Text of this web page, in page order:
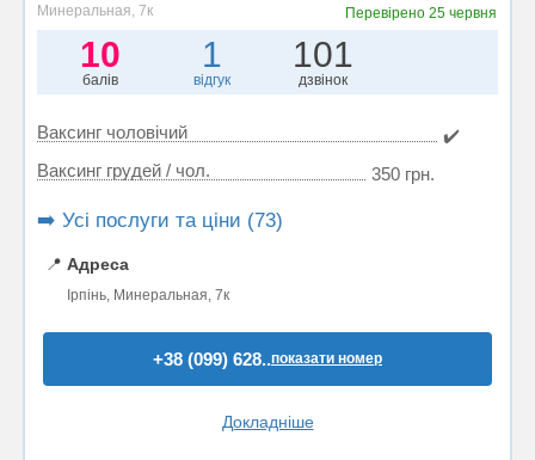
Минеральная, 7к Перевірено25 червня
10
балів
1
відгук
101
дзвінок
Ваксинг чоловічий
✔️
Ваксинг грудей / чол.
350 грн.
➡️ Усі послуги та ціни (73)
📍 Адреса
Ірпінь, Минеральная, 7к
+38 (099) 628..показати номер
Докладніше